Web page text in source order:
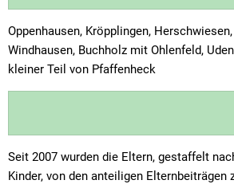
Oppenhausen, Kröpplingen,
Windhausen, Buchholz mit Ohlenfeld,
kleiner Teil von Pfaffenheck
Seit 2007 wurden die Eltern, gestaffelt
Kinder, von den anteiligen Elternbeiträgen